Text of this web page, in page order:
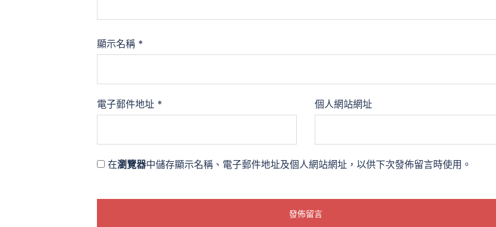
顯示名稱 *
電子郵件地址 * 個人網站網址
在瀏覽器中儲存顯示名稱、電子郵件地址及個人網站網址，以供下次發佈留言時使用。